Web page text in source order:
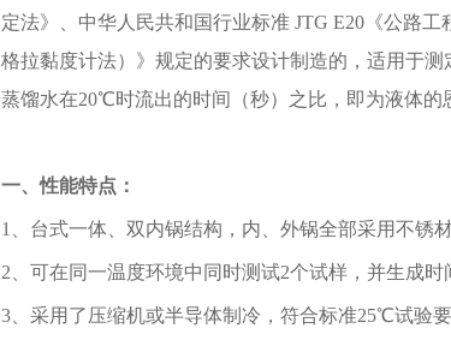
定法》、中华人民共和国行业标准 JTG E20《公路
格拉黏度计法）》规定的要求设计制造的，适用于
蒸馏水在20℃时流出的时间（秒）之比，即为液体
一、性能特点：
1、台式一体、双内锅结构，内、外锅全部采用不锈材
2、可在同一温度环境中同时测试2个试样，并生成
3、采用了压缩机或半导体制冷，符合标准25℃试验要